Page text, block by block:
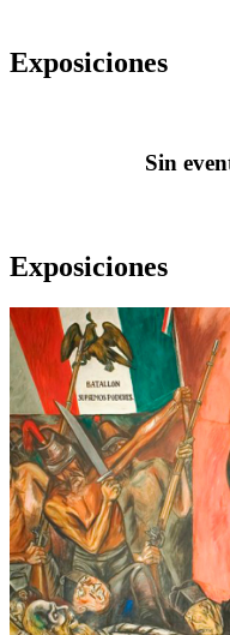
Exposiciones
Sin
Exposiciones